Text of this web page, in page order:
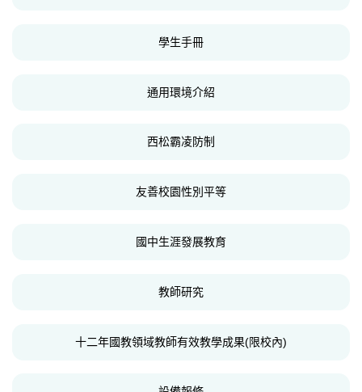
學生手冊
通用環境介紹
西松霸凌防制
友善校園性別平等
國中生涯發展教育
教師研究
十二年國教領域教師有效教學成果(限校內)